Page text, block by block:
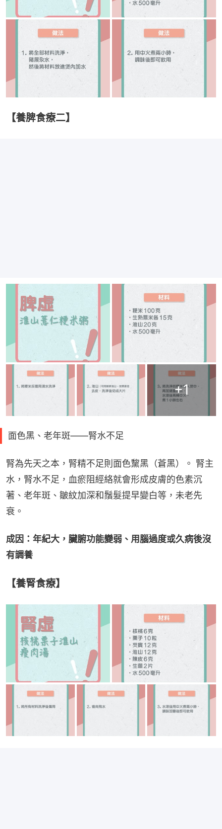
【養脾食療二】
+1
面色黑、老年斑——腎水不足
腎為先天之本，腎精不足則面色黧黑（蒼黑）。 腎主
水，腎水不足，血瘀阻經絡就會形成皮膚的色素沉
著、老年斑、皺紋加深和鬚髮提早變白等，未老先
衰。
成因：年紀大，臟腑功能變弱、用腦過度或久病後沒
有調養
【養腎食療】